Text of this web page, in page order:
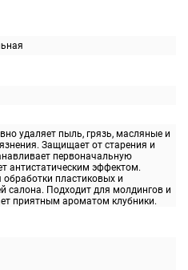
удаляет пыль, грязь, масляные и
Защищает от старения и
первоначальную
антистатическим эффектом.
обработки пластиковых и
салона. Подходит для молдингов и
приятным ароматом клубники.